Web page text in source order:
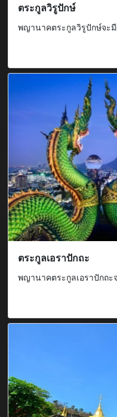
ตระกูลวิรูปักษ์
พญานาคตระกูลวิรูปักษ์จะมี
ตระกูลเอราปักถะ
พญานาคตระกูลเอราปักถะ